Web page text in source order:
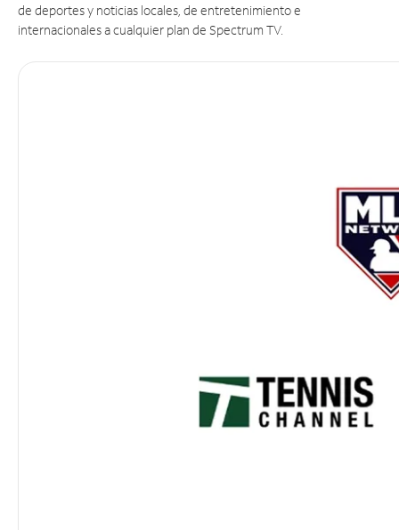
de deportes y noticias locales, de entretenimiento e
internacionales a cualquier plan de Spectrum TV.